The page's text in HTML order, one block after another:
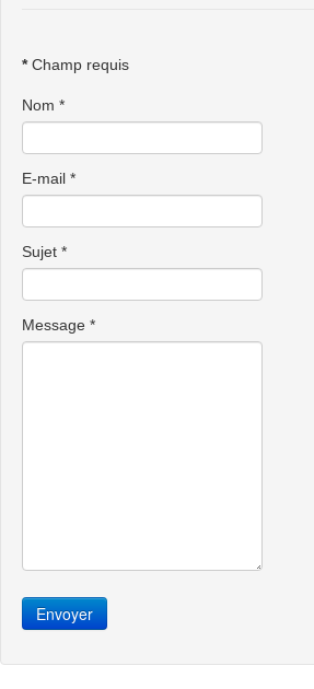
*Champ requis
Nom *
E-mail *
Sujet *
Message *
Envoyer